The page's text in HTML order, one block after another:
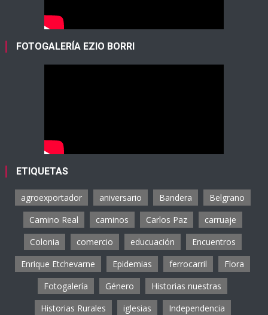
FOTOGALERÍA EZIO BORRI
ETIQUETAS
agroexportador aniversario Bandera
Belgrano
Camino Real
caminos Carlos Paz
carruaje
Colonia
comercio educuación
Encuentros
Enrique Etchevarne
Epidemias ferrocarril
Flora
Fotogalería
Género
Historias nuestras
Historias Rurales
iglesias
Independencia